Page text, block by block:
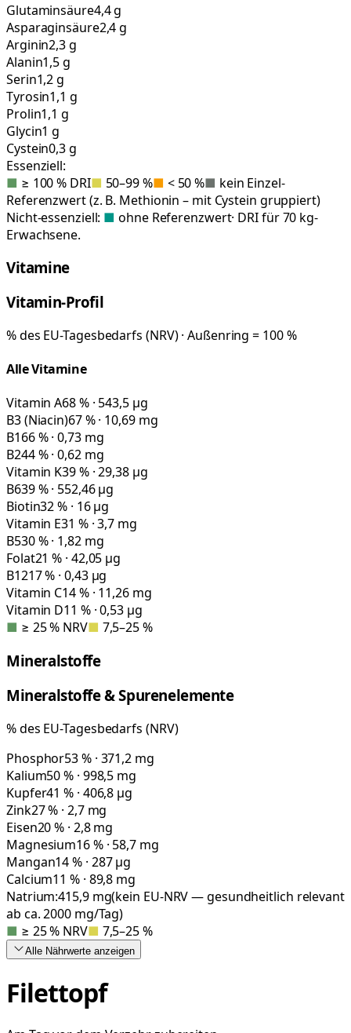
Glutaminsäure4,4 g
Asparaginsäure2,4 g
Arginin2,3 g
Alanin1,5 g
Serin1,2 g
Tyrosin1,1 g
Prolin1,1 g
Glycin1 g
Cystein0,3 g
Essenziell:
■ ≥ 100 % DRI■ 50–99 %■ < 50 %■ kein Einzel-
Referenzwert (z. B. Methionin – mit Cystein gruppiert)
Nicht-essenziell: ■ ohne Referenzwert· DRI für 70 kg-
Erwachsene.
Vitamine
Vitamin-Profil
% des EU-Tagesbedarfs (NRV) · Außenring = 100 %
Alle Vitamine
Vitamin A68 % · 543,5 µg
B3 (Niacin)67 % · 10,69 mg
B166 % · 0,73 mg
B244 % · 0,62 mg
Vitamin K39 % · 29,38 µg
B639 % · 552,46 µg
Biotin32 % · 16 µg
Vitamin E31 % · 3,7 mg
B530 % · 1,82 mg
Folat21 % · 42,05 µg
B1217 % · 0,43 µg
Vitamin C14 % · 11,26 mg
Vitamin D11 % · 0,53 µg
■ ≥ 25 % NRV■ 7,5–25 %
Mineralstoffe
Mineralstoffe & Spurenelemente
% des EU-Tagesbedarfs (NRV)
Phosphor53 % · 371,2 mg
Kalium50 % · 998,5 mg
Kupfer41 % · 406,8 µg
Zink27 % · 2,7 mg
Eisen20 % · 2,8 mg
Magnesium16 % · 58,7 mg
Mangan14 % · 287 µg
Calcium11 % · 89,8 mg
Natrium:415,9mg(kein EU-NRV — gesundheitlich relevant
ab ca. 2000 mg/Tag)
■ ≥ 25 % NRV■ 7,5–25 %
Alle Nährwerte anzeigen
Filettopf